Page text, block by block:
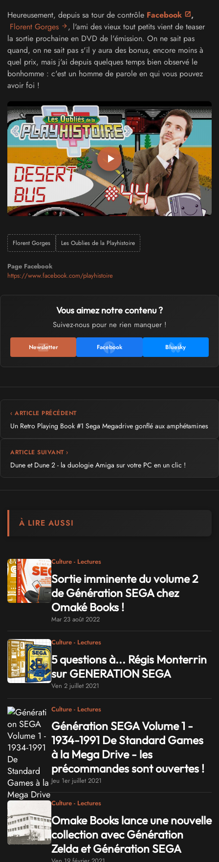
Heureusement, depuis sa tour de contrôle Facebook
,
Florent Gorges
, l'ami des vieux tout petits vient de teaser
la sortie prochaine en DVD de l'émission. On ne sait pas
quand, on ne sait pas s'il y aura des bonus, encore moins à
quel prix, mais j'ai depuis quelques temps bien observé le
bonhomme : c'est un homme de parole en qui vous pouvez
avoir foi !
Florent Gorges Les Oublies de la Playhistoire
Page Facebook
https://www.facebook.com/playhistoire
Vous aimez notre contenu ?
Suivez-nous pour ne rien manquer !
Newsletter Facebook Bluesky
‹ ARTICLE PRÉCÉDENT
Un Retro Playing Book #1 Sega Megadrive gonflé aux amphétamines
ARTICLE SUIVANT ›
Dune et Dune 2 - la duologie Amiga sur votre PC en un clic !
À LIRE AUSSI
Culture - Lectures
Sortie imminente du volume 2
de Génération SEGA chez
Omaké Books !
Mar 23 août 2022
Culture - Lectures
5 questions à... Régis Monterrin
sur GENERATION SEGA
Ven 2 juillet 2021
Culture - Lectures
Génération SEGA Volume 1 -
1934-1991 De Standard Games
à la Mega Drive - les
précommandes sont ouvertes !
Jeu 1er juillet 2021
Culture - Lectures
Omake Books lance une nouvelle
collection avec Génération
Zelda et Génération SEGA